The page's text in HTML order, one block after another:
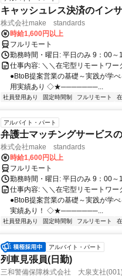
キャッシュレス決済のイン
株式会社make standards
時給1,600円以上
フルリモート
勤務時間・曜日: 平日のみ 9：00
仕事内容: ＼＼在宅型リモー
●BtoB提案営業の基礎～実践が学
用実績あり ◇★───────...
社員登用あり 固定時間制 フルリモート
アルバイト・パート
弁護士マッチングサービス
株式会社make standards
時給1,600円以上
フルリモート
勤務時間・曜日: 平日のみ 9：00
仕事内容: ＼＼在宅型リモー
●BtoB提案営業の基礎～実践が学
実績あり！ ◇★───────...
社員登用あり 固定時間制 フルリモート
アルバイト・パート
列車見張員(日勤)
三和警備保障株式会社 大泉支社